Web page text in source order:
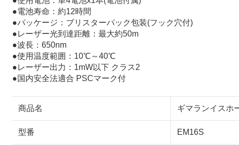
●電池寿命：約12時間
●パッケージ：ブリスターパック包装(フック穴付)
●レーザー光到達距離：最大約50m
●波長：650nm
●使用温度範囲：10℃～40℃
●レーザー出力：1mW以下 クラス2
●国内安全法適合 PSCマーク付
商品名 ギマランイスホ
型番 EM16S